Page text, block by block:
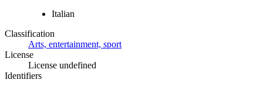
Italian
Classification
Arts, entertainment, sport
License
License undefined
Identifiers